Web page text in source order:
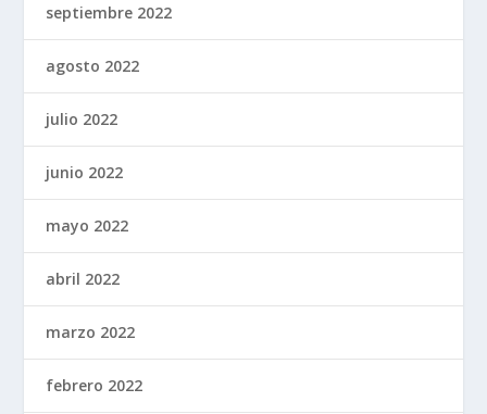
septiembre 2022
agosto 2022
julio 2022
junio 2022
mayo 2022
abril 2022
marzo 2022
febrero 2022